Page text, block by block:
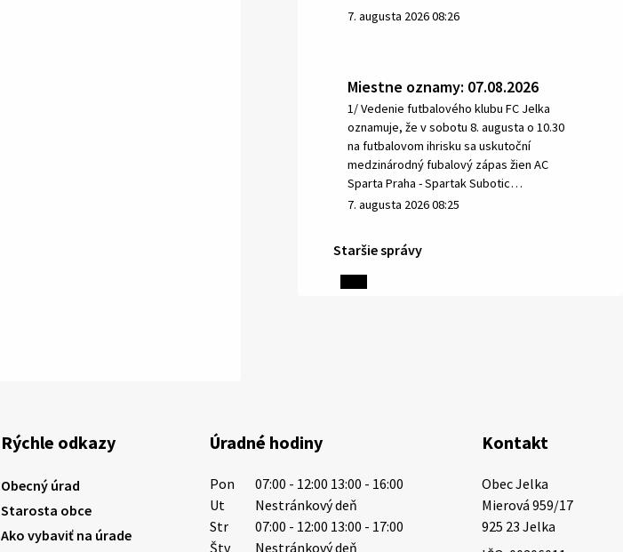
7. augusta 2026 08:26
Miestne oznamy: 07.08.2026
1/ Vedenie futbalového klubu FC Jelka
oznamuje, že v sobotu 8. augusta o 10.30
na futbalovom ihrisku sa uskutoční
medzinárodný fubalový zápas žien AC
Sparta Praha - Spartak Subotic…
7. augusta 2026 08:25
6. augusta 2026 08:13
vodárenská spoločnosť preto žiada
6. augusta 2026 08:12
Staršie správy
Rýchle odkazy
Obecný úrad
Starosta obce
Ako vybaviť na úrade
Úradné hodiny
Pon
07:00 - 12:00 13:00 - 16:00
Ut
Nestránkový deň
Str
07:00 - 12:00 13:00 - 17:00
Štv
Nestránkový deň
Kontakt
Obec Jelka
Mierová 959/17
925 23 Jelka